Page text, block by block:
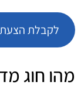
לקבלת הצעת
מהו חוג